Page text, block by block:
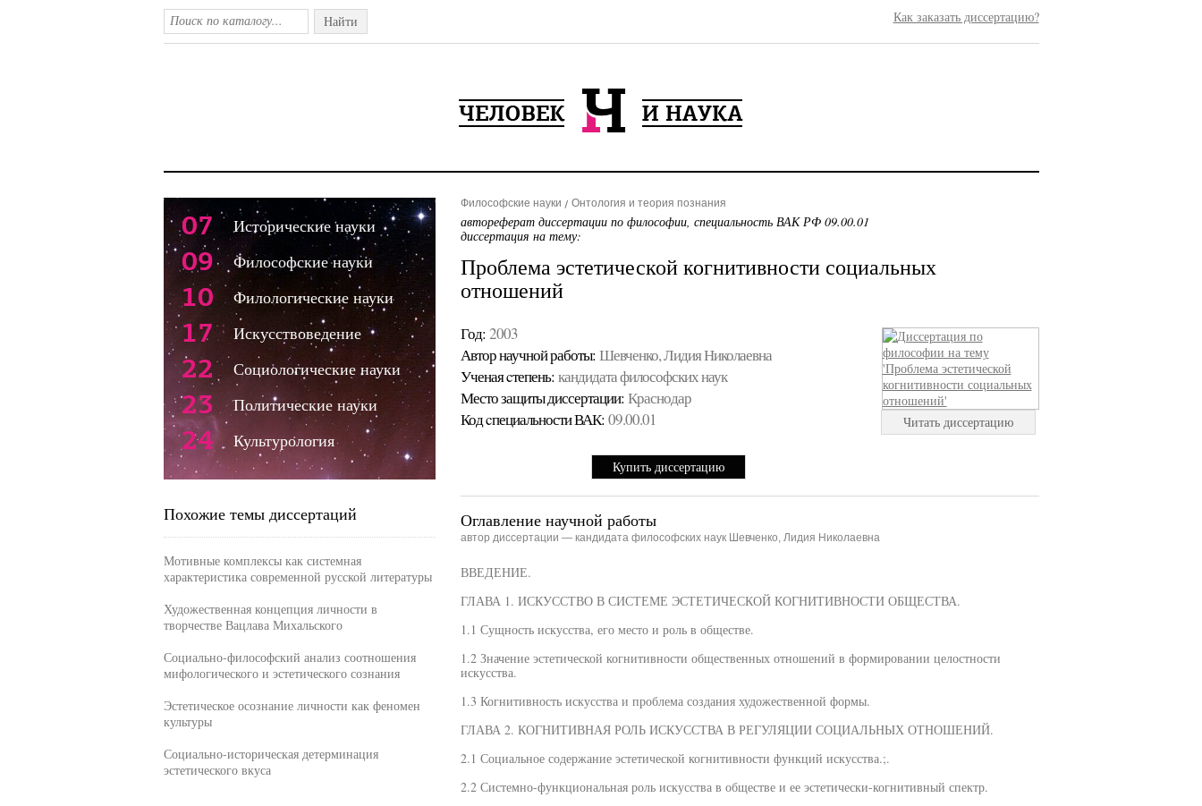
Найти Как заказать диссертацию?
Философские науки Онтология и теория познания
автореферат диссертации по философии, специальность ВАК РФ 09.00.01
диссертация на тему:
Проблема эстетической когнитивности социальных
отношений
Год: 2003
Автор научной работы: Шевченко, Лидия Николаевна
Ученая cтепень: кандидата философских наук
Место защиты диссертации: Краснодар
Код cпециальности ВАК: 09.00.01
Купить диссертацию
Читать диссертацию
Оглавление научной работы
автор диссертации — кандидата философских наук Шевченко, Лидия Николаевна
ВВЕДЕНИЕ.
ГЛАВА 1. ИСКУССТВО В СИСТЕМЕ ЭСТЕТИЧЕСКОЙ КОГНИТИВНОСТИ ОБЩЕСТВА.
1.1 Сущность искусства, его место и роль в обществе.
1.2 Значение эстетической когнитивности общественных отношений в формировании целостности
искусства.
1.3 Когнитивность искусства и проблема создания художественной формы.
ГЛАВА 2. КОГНИТИВНАЯ РОЛЬ ИСКУССТВА В РЕГУЛЯЦИИ СОЦИАЛЬНЫХ ОТНОШЕНИЙ.
2.1 Социальное содержание эстетической когнитивности функций искусства.;.
2.2 Системно-функциональная роль искусства в обществе и ее эстетически-когнитивный спектр.
07 Исторические науки
09 Философские науки
10 Филологические науки
17 Искусствоведение
22 Социологические науки
23 Политические науки
24 Культурология
Похожие темы диссертаций
Мотивные комплексы как системная
характеристика современной русской литературы
Художественная концепция личности в
творчестве Вацлава Михальского
Социально-философский анализ соотношения
мифологического и эстетического сознания
Эстетическое осознание личности как феномен
культуры
Социально-историческая детерминация
эстетического вкуса